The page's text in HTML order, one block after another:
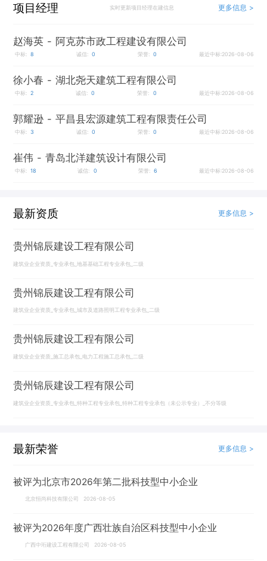
项目经理 实时更新项目经理在建信息 更多信息 >
赵海英 - 阿克苏市政工程建设有限公司
中标: 8 诚信: 0 荣誉: 0 最近中标:2026-08-06
徐小春 - 湖北尧天建筑工程有限公司
中标: 2 诚信: 0 荣誉: 0 最近中标:2026-08-06
郭耀逊 - 平昌县宏源建筑工程有限责任公司
中标: 3 诚信: 0 荣誉: 0 最近中标:2026-08-06
崔伟 - 青岛北洋建筑设计有限公司
中标: 18 诚信: 0 荣誉: 6 最近中标:2026-08-06
最新资质 更多信息 >
贵州锦辰建设工程有限公司
建筑业企业资质_专业承包_地基基础工程专业承包_二级
贵州锦辰建设工程有限公司
建筑业企业资质_专业承包_城市及道路照明工程专业承包_二级
贵州锦辰建设工程有限公司
建筑业企业资质_施工总承包_电力工程施工总承包_二级
贵州锦辰建设工程有限公司
建筑业企业资质_专业承包_特种工程专业承包_特种工程专业承包（未公示专业）_不分等级
最新荣誉 更多信息 >
被评为北京市2026年第二批科技型中小企业
北京恒尚科技有限公司 2026-08-05
被评为2026年度广西壮族自治区科技型中小企业
广西中珩建设工程有限公司 2026-08-05